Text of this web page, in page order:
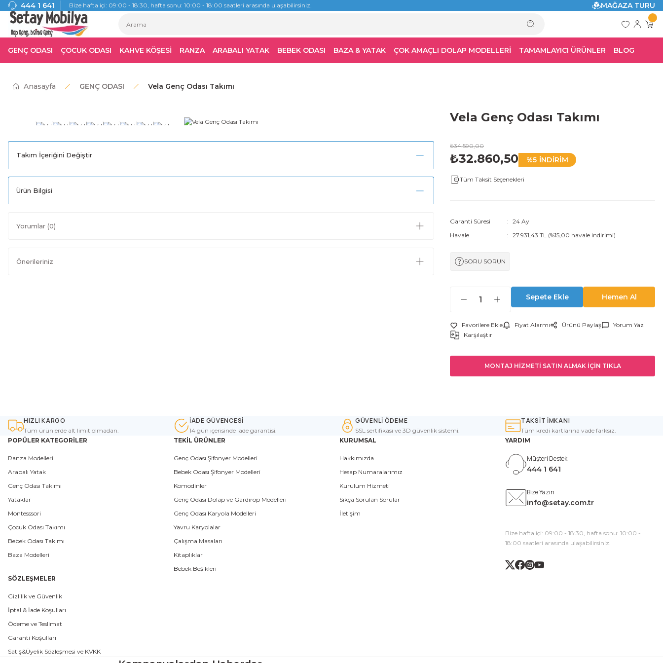
444 1 641 Bize hafta içi: 09:00 - 18:30, hafta sonu: 10:00 - 18:00 saatleri arasında ulaşabilirsiniz. MAĞAZA TURU
GENÇ ODASI ÇOCUK ODASI KAHVE KÖŞESİ RANZA ARABALI YATAK BEBEK ODASI BAZA & YATAK ÇOK AMAÇLI DOLAP MODELLERİ TAMAMLAYICI ÜRÜNLER BLOG
Anasayfa GENÇ ODASI Vela Genç Odası Takımı
Takım İçeriğini Değiştir
Ürün Bilgisi
Yorumlar (0)
Önerileriniz
Vela Genç Odası Takımı
₺34.590,00
₺32.860,50 %5 İNDİRİM
Tüm Taksit Seçenekleri
Garanti Süresi
24 Ay
Havale
27.931,43 TL (%15,00 havale indirimi)
SORU SORUN
Sepete Ekle Hemen Al
Fiyat Alarmı Ürünü Paylaş
Yorum Yaz
Karşılaştır
MONTAJ HİZMETİ SATIN ALMAK İÇİN TIKLA
HIZLI KARGO
Tüm ürünlerde alt limit olmadan.
İADE GÜVENCESİ
14 gün içerisinde iade garantisi.
GÜVENLİ ÖDEME
SSL sertifikası ve 3D güvenlik sistemi.
TAKSİT İMKANI
Tüm kredi kartlarına vade farksız.
POPÜLER KATEGORİLER
Ranza Modelleri
Arabalı Yatak
Genç Odası Takımı
Yataklar
Montesssori
Çocuk Odası Takımı
Bebek Odası Takımı
Baza Modelleri
TEKİL ÜRÜNLER
Genç Odası Şifonyer Modelleri
Bebek Odası Şifonyer Modelleri
Komodinler
Genç Odası Dolap ve Gardırop Modelleri
Genç Odası Karyola Modelleri
Yavru Karyolalar
Çalışma Masaları
Kitaplıklar
Bebek Beşikleri
KURUMSAL
Hakkımızda
Hesap Numaralarımız
Kurulum Hizmeti
Sıkça Sorulan Sorular
İletişim
SÖZLEŞMELER
Gizlilik ve Güvenlik
İptal & İade Koşulları
Ödeme ve Teslimat
Garanti Koşulları
Satış&Üyelik Sözleşmesi ve KVKK
YARDIM
Müşteri Destek
444 1 641
Bize Yazın
info@setay.com.tr
Bize hafta içi: 09:00 - 18:30, hafta sonu: 10:00 -
18:00 saatleri arasında ulaşabilirsiniz.